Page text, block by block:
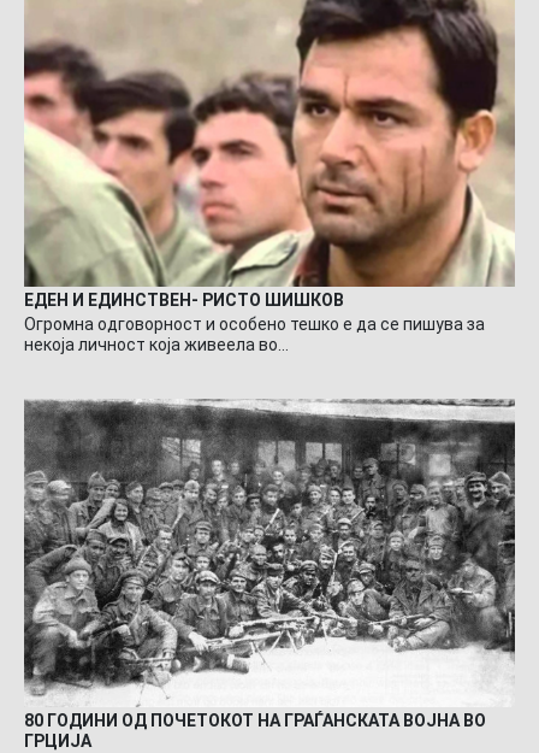
ЕДЕН И ЕДИНСТВЕН- РИСТО ШИШКОВ
Огромна одговорност и особено тешко е да се пишува за
некоја личност која живеела во…
80 ГОДИНИ ОД ПОЧЕТОКОТ НА ГРАЃАНСКАТА ВОЈНА ВО
ГРЦИЈА